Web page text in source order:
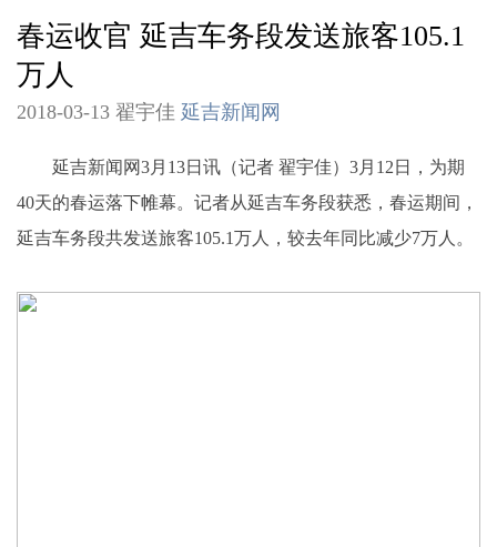
春运收官 延吉车务段发送旅客105.1
万人
2018-03-13 翟宇佳 延吉新闻网
延吉新闻网3月13日讯（记者 翟宇佳）3月12日，为期
40天的春运落下帷幕。记者从延吉车务段获悉，春运期间，
延吉车务段共发送旅客105.1万人，较去年同比减少7万人。